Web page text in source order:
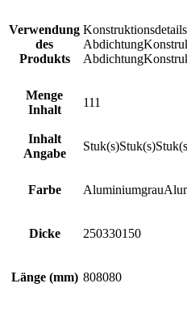
Verwendung
des
Produkts
Abdichtung
Abdichtung
Menge
Inhalt
111
Inhalt
Angabe
Stuk(s)Stuk(s)
Farbe Aluminiumgrau
Dicke 250330150
Länge (mm) 808080